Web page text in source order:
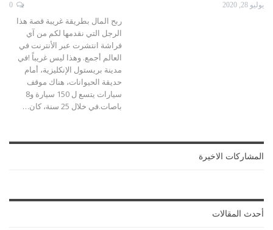
يوليو 28, 2020
ربح المال بطريقة غريبة قصة هذا
الرجل التي نقدمها لكم من آي
فراشة انتشرت عبر الأنترنت في
العالم أجمع. وهذا ليس غريباً !في
مدينة بريستول الإنكليزية، أمام
حديقة الحيوانات، هناك موقف
سيارات يتسع ل 150 سيارة و8
باصات.في خلال 25 سنة، كان
…
المشاركات الاخيرة
أحدث المقالات